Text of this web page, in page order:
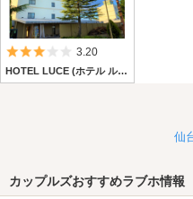
5つ星のうち3
3.20
HOTEL LUCE (ホテル ルーチェ)
仙
カップルズおすすめラブホ情報